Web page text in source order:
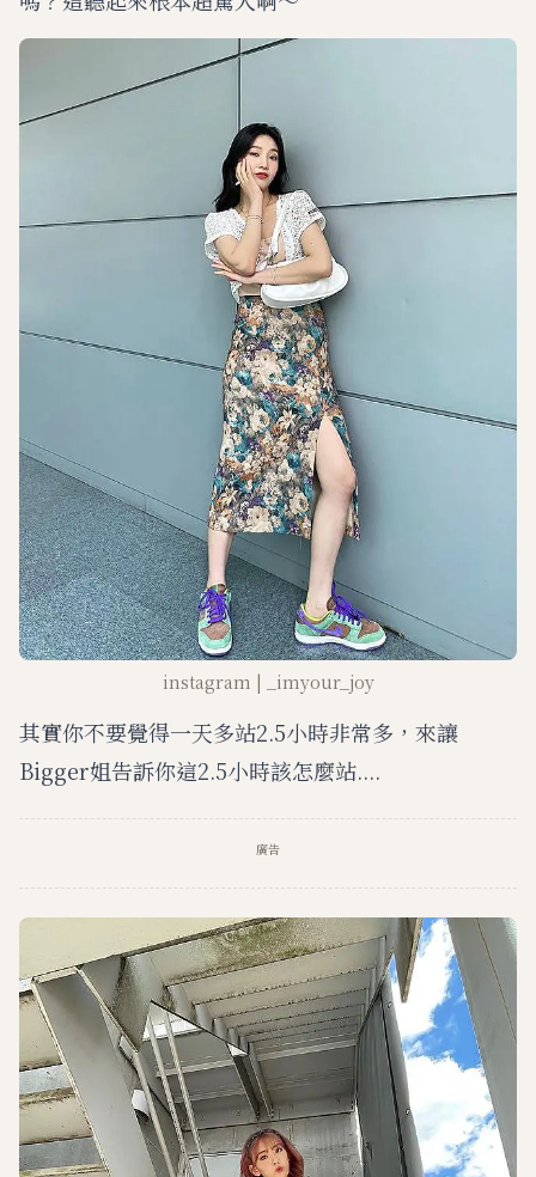
instagram | _imyour_joy
其實你不要覺得一天多站2.5小時非常多，來讓
Bigger姐告訴你這2.5小時該怎麼站....
廣告